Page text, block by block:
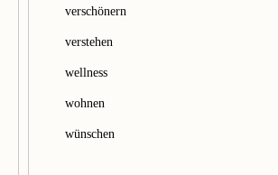
verschönern
verstehen
wellness
wohnen
wünschen